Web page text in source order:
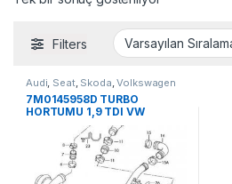
Filters
Audi, Seat, Skoda,Volkswagen
7M0145958D TURBO
HORTUMU 1,9 TDI VW
SHARAN-FORD GALAXY ORJ